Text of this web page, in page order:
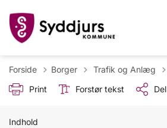
Forside Borger Tilbage til
Trafik og Anlæg
Print
Forstør tekst Del
Indhold